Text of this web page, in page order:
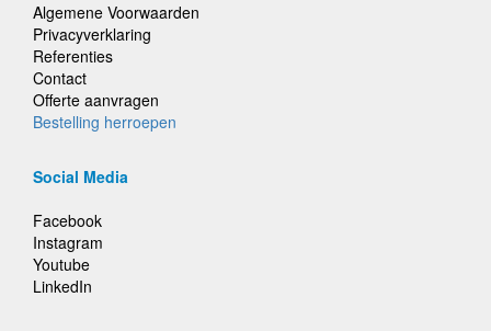
Algemene Voorwaarden
Privacyverklaring
Referenties
Contact
Offerte aanvragen
Bestelling herroepen
Social Media
Facebook
Instagram
Youtube
LinkedIn